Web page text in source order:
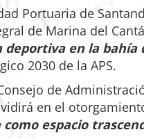
Portuaria de
de Marina del
en la
2030 de la APS.
de
en el
espacio